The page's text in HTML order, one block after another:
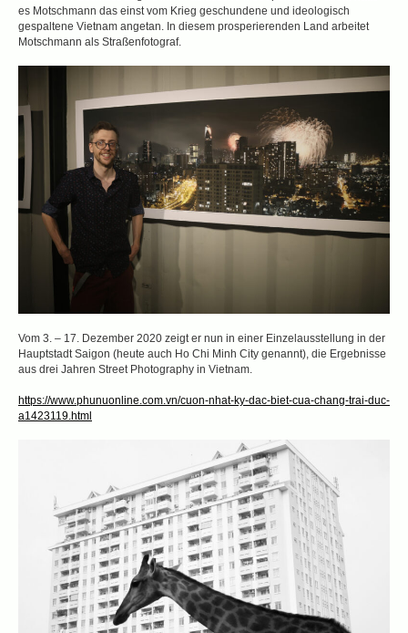
es Motschmann das einst vom Krieg geschundene und ideologisch
gespaltene Vietnam angetan. In diesem prosperierenden Land arbeitet
Motschmann als Straßenfotograf.
Vom 3. – 17. Dezember 2020 zeigt er nun in einer Einzelausstellung in der
Hauptstadt Saigon (heute auch Ho Chi Minh City genannt), die Ergebnisse
aus drei Jahren Street Photography in Vietnam.
https://www.phunuonline.com.vn/cuon-nhat-ky-dac-biet-cua-chang-trai-duc-
a1423119.html